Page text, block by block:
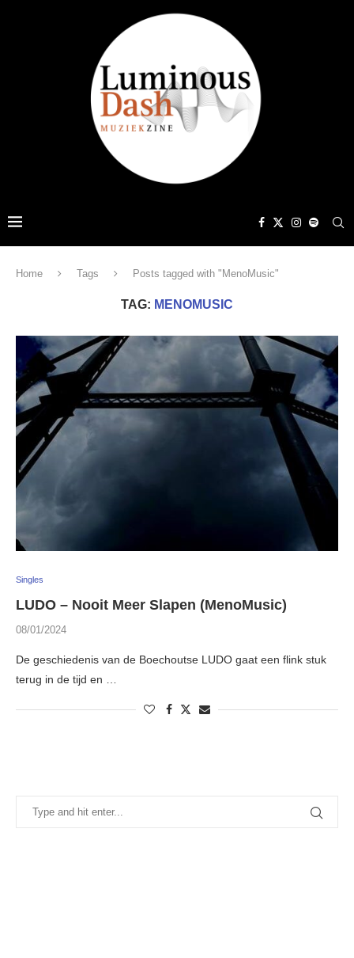
Home Tags Posts tagged with "MenoMusic"
TAG: MENOMUSIC
Singles
LUDO – Nooit Meer Slapen (MenoMusic)
08/01/2024
De geschiedenis van de Boechoutse LUDO gaat een flink stuk
terug in de tijd en …